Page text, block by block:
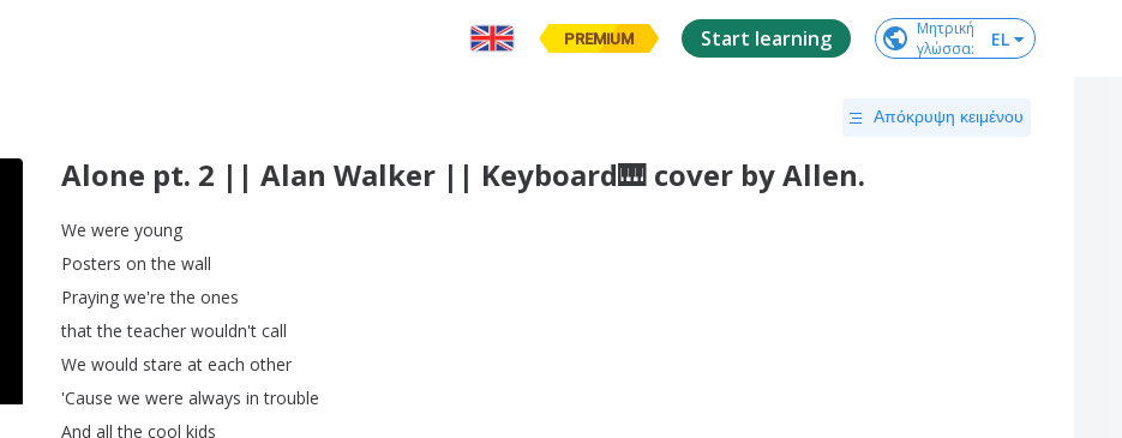
PREMIUM Start learning
Μητρική
γλώσσα: EL
Απόκρυψη κειμένου
Alone pt. 2 || Alan Walker || Keyboard🎹 cover by Allen.
We were young
Posters on the wall
Praying we're the ones
that the teacher wouldn't call
We would stare at each other
'Cause we were always in trouble
And all the cool kids